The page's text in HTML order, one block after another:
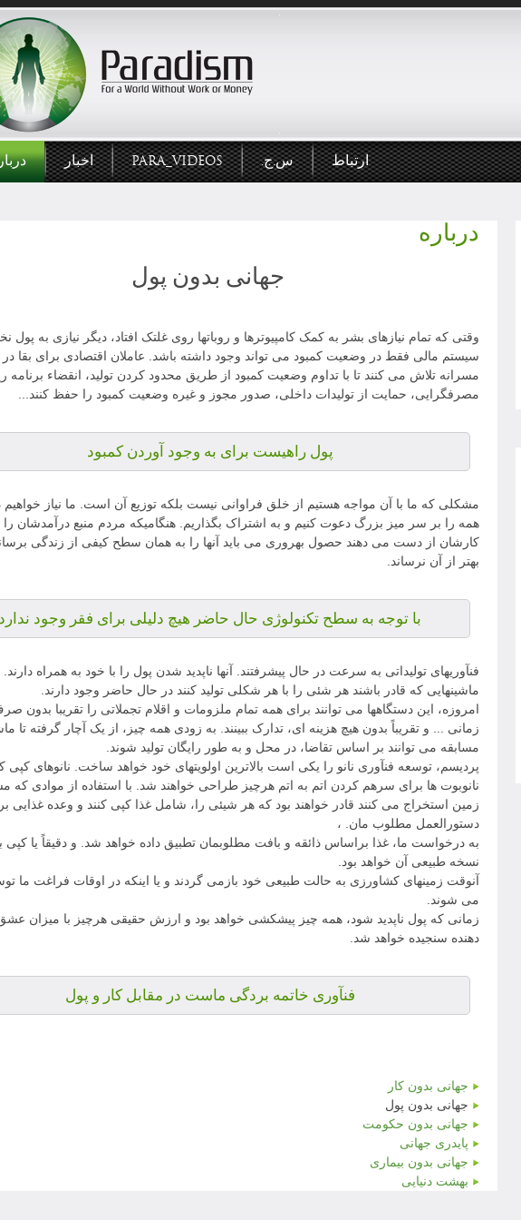
اخبار PARA_VIDEOS س.ج. ارتباط
درباره
جهانی بدون پول
وقتی که تمام نیازهای بشر به کمک کامپیوترها و روباتها روی غلتک افتاد، دیگر نیازی به پول
سیستم مالی فقط در وضعیت کمبود می تواند وجود داشته باشد. عاملان اقتصادی برای بقا
مسرانه تلاش می کنند تا با تداوم وضعیت کمبود از طریق محدود کردن تولید، انقضاء برنامه
مصرفگرایی، حمایت از تولیدات داخلی، صدور مجوز و غیره وضعیت کمبود را حفظ کنند...
پول راهیست برای به وجود آوردن کمبود
مشکلی که ما با آن مواجه هستیم از خلق فراوانی نیست بلکه توزیع آن است. ما نیاز
همه را بر سر میز بزرگ دعوت کنیم و به اشتراک بگذاریم. هنگامیکه مردم منبع درآمدشان را
کارشان از دست می دهند حصول بهروری می باید آنها را به همان سطح کیفی از زندگی
بهتر از آن نرساند.
با توجه به سطح تکنولوژی حال حاضر هیچ دلیلی برای فقر وجود ندارد
فنآوریهای تولیداتی به سرعت در حال پیشرفتند. آنها ناپدید شدن پول را با خود به همراه دارند.
ماشینهایی که قادر باشند هر شئی را با هر شکلی تولید کنند در حال حاضر وجود دارند.
امروزه، این دستگاهها می توانند برای همه تمام ملزومات و اقلام تجملاتی را تقریبا بدون
زمانی ... و تقریباً بدون هیچ هزینه ای، تدارک ببینند. به زودی همه چیز، از یک آچار گرفته تا
مسابقه می توانند بر اساس تقاضا، در محل و به طور رایگان تولید شوند.
پردیسم، توسعه فنآوری نانو را یکی است بالاترین اولویتهای خود خواهد ساخت. نانوهای کپی
نانوبوت ها برای سرهم کردن اتم به اتم هرچیز طراحی خواهند شد. با استفاده از موادی که
زمین استخراج می کنند قادر خواهند بود که هر شیئی را، شامل غذا کپی کنند و وعده غذایی
دستورالعمل مطلوب مان. ،
به درخواست ما، غذا براساس ذائقه و بافت مطلوبمان تطبیق داده خواهد شد. و دقیقاً یا کپی
نسخه طبیعی آن خواهد بود.
آنوقت زمینهای کشاورزی به حالت طبیعی خود بازمی گردند و یا اینکه در اوقات فراغت ما
می شوند.
زمانی که پول ناپدید شود، همه چیز پیشکشی خواهد بود و ارزش حقیقی هرچیز با میزان عشق
دهنده سنجیده خواهد شد.
فنآوری خاتمه بردگی ماست در مقابل کار و پول
جهانی بدون کار
جهانی بدون پول
جهانی بدون حکومت
پایدری جهانی
جهانی بدون بیماری
بهشت دنیایی